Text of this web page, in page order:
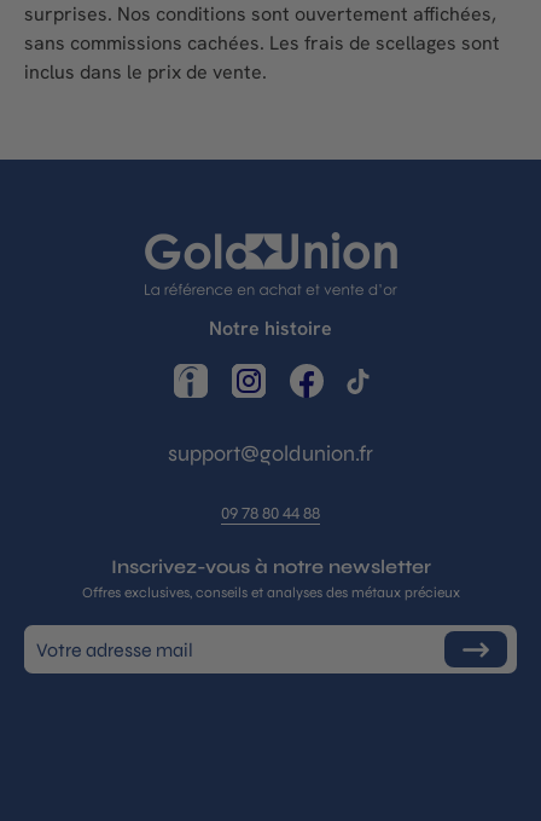
surprises. Nos conditions sont ouvertement affichées,
sans commissions cachées. Les frais de scellages sont
inclus dans le prix de vente.
Notre histoire
LinkedIn InstagramFacebookTikTok
support@goldunion.fr
09 78 80 44 88
Inscrivez-vous à notre newsletter
Offres exclusives, conseils et analyses des métaux précieux
Inscrivez-
vous
S'inscrire